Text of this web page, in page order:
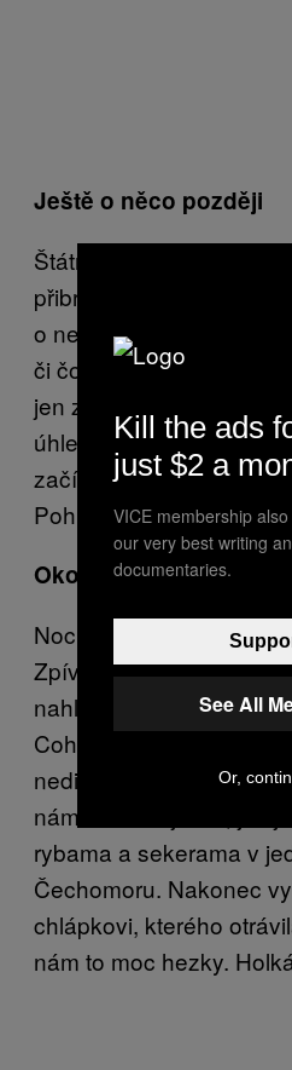
Ještě o něco později
Štátné hranice
přibržďuje a jen co
o nepozorovaný výskok
či čo, už se přes něj valí
jen z okénka chtě
úhledně seřazení jeden
začínají blaženě zalévat
Pohled pro bohy.
Okolo jedné hodiny
Noc je mladá a zábava v
Zpíváme! Hodně,
nahlas! Na Okoř je
Cohenovo Hallelujah –
nediskriminující
nám nedaří ujasnit, jak
rybama a sekerama v
Čechomoru. Nakonec
chlápkovi, kterého
nám to moc hezky.
Kill the ads
just $2 a
VICE membership
our very best writing
documentaries.
See All
Or,